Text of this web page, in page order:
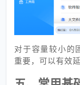
对于容量较小的
重要，可以有效